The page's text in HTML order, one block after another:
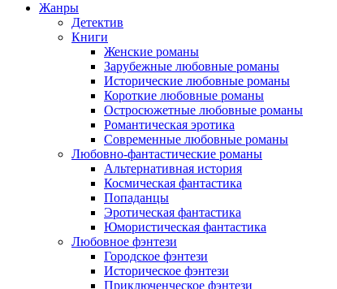
Жанры
Детектив
Книги
Женские романы
Зарубежные любовные романы
Исторические любовные романы
Короткие любовные романы
Остросюжетные любовные романы
Романтическая эротика
Современные любовные романы
Любовно-фантастические романы
Альтернативная история
Космическая фантастика
Попаданцы
Эротическая фантастика
Юмористическая фантастика
Любовное фэнтези
Городское фэнтези
Историческое фэнтези
Приключенческое фэнтези